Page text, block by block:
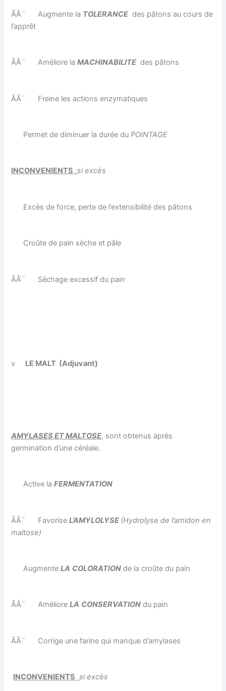
ÃÂ¨ Augmente la TOLERANCE des pâtons au cours de
l’apprêt
ÃÂ¨ Améliore la MACHINABILITE des pâtons
ÃÂ¨ Freine les actions enzymatiques
Permet de diminuer la durée duPOINTAGE
INCONVENIENTS :si excès
Excès de force, perte de l’extensibilité des pâtons
Croûte de pain sèche et pâle
ÃÂ¨ Séchage excessif du pain
v LE MALT (Adjuvant)
AMYLASES ET MALTOSE, sont obtenus après
germination d’une céréale.
Active laFERMENTATION
ÃÂ¨ FavoriseL’AMYLOLYSE (Hydrolyse de l’amidon en
maltose)
AugmenteLA COLORATION de la croûte du pain
ÃÂ¨ Améliore LA CONSERVATION du pain
ÃÂ¨ Corrige une farine qui manque d’amylases
INCONVENIENTS si excès